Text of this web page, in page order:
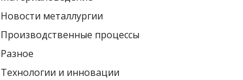
Новости металлургии
Производственные процессы
Разное
Технологии и инновации